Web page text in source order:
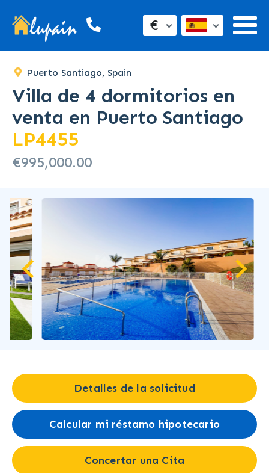
€
Puerto Santiago, Spain
Villa de 4 dormitorios en
venta en Puerto Santiago
LP4455
€995,000.00
Detalles de la solicitud
Calcular mi réstamo hipotecario
Concertar una Cita